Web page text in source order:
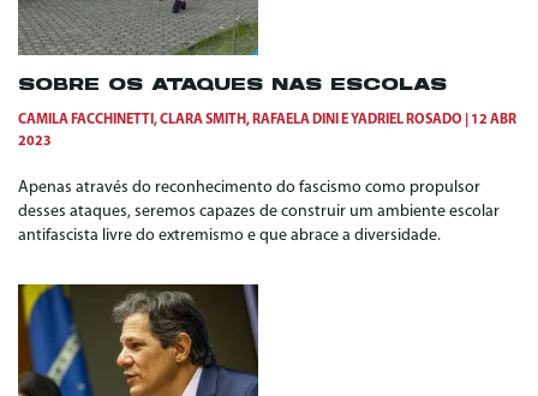
SOBRE OS ATAQUES NAS ESCOLAS
CAMILA FACCHINETTI ,CLARA SMITH, RAFAELA DINI EYADRIEL ROSADO
12 ABR
2023
Apenas através do reconhecimento do fascismo como propulsor
desses ataques, seremos capazes de construir um ambiente escolar
antifascista livre do extremismo e que abrace a diversidade.